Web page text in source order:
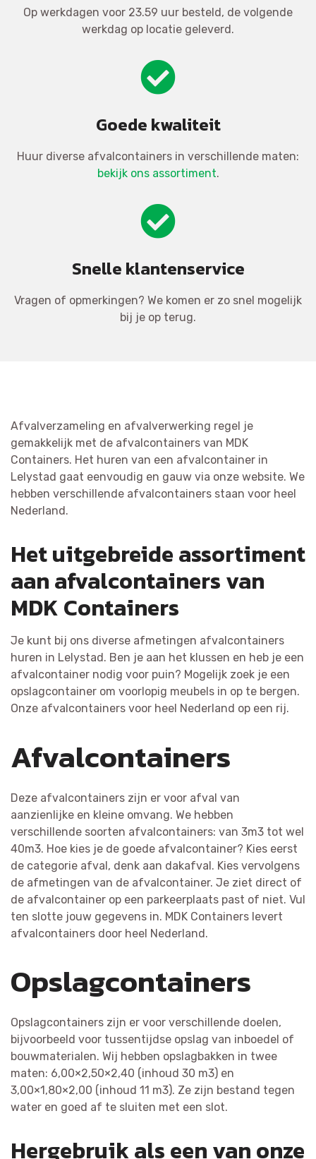
Op werkdagen voor 23.59 uur besteld, de volgende
werkdag op locatie geleverd.
Goede kwaliteit
Huur diverse afvalcontainers in verschillende maten:
bekijk ons assortiment.
Snelle klantenservice
Vragen of opmerkingen? We komen er zo snel mogelijk
bij je op terug.
Afvalverzameling en afvalverwerking regel je
gemakkelijk met de afvalcontainers van MDK
Containers. Het huren van een afvalcontainer in
Lelystad gaat eenvoudig en gauw via onze website. We
hebben verschillende afvalcontainers staan voor heel
Nederland.
Het uitgebreide assortiment
aan afvalcontainers van
MDK Containers
Je kunt bij ons diverse afmetingen afvalcontainers
huren in Lelystad. Ben je aan het klussen en heb je een
afvalcontainer nodig voor puin? Mogelijk zoek je een
opslagcontainer om voorlopig meubels in op te bergen.
Onze afvalcontainers voor heel Nederland op een rij.
Afvalcontainers
Deze afvalcontainers zijn er voor afval van
aanzienlijke en kleine omvang. We hebben
verschillende soorten afvalcontainers: van 3m3 tot wel
40m3. Hoe kies je de goede afvalcontainer? Kies eerst
de categorie afval, denk aan dakafval. Kies vervolgens
de afmetingen van de afvalcontainer. Je ziet direct of
de afvalcontainer op een parkeerplaats past of niet. Vul
ten slotte jouw gegevens in. MDK Containers levert
afvalcontainers door heel Nederland.
Opslagcontainers
Opslagcontainers zijn er voor verschillende doelen,
bijvoorbeeld voor tussentijdse opslag van inboedel of
bouwmaterialen. Wij hebben opslagbakken in twee
maten: 6,00×2,50×2,40 (inhoud 30 m3) en
3,00×1,80×2,00 (inhoud 11 m3). Ze zijn bestand tegen
water en goed af te sluiten met een slot.
Hergebruik als een van onze